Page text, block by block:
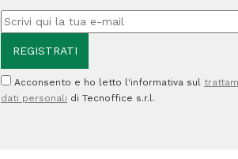
2
Acconsento e ho letto l'informativa sul
dati personali di Tecnoffice s.r.l.